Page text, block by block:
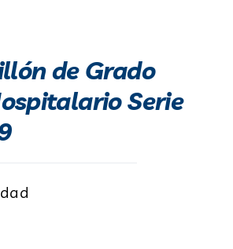
de Grado
Serie